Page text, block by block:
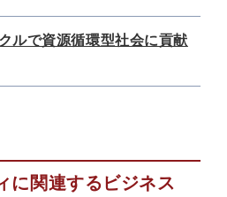
ルで資源循環型社会に貢献
に関連するビジネス